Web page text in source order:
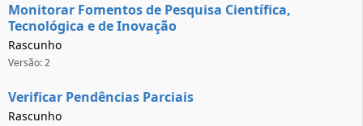
Monitorar Fomentos de Pesquisa Científica,
Tecnológica e de Inovação
Rascunho
Versão: 2
Verificar Pendências Parciais
Rascunho